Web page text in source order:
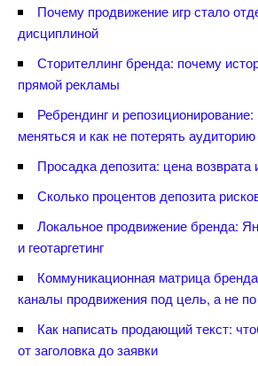
Почему продвижение игр стало
дисциплиной
Сторителлинг бренда: почему
прямой рекламы
Ребрендинг и
меняться и как не потерять аудиторию
Просадка депозита: цена
Сколько процентов депозита
Локальное продвижение бренда:
и геотаргетин
Коммуникационная матрица
каналы продвижения под цель, а не
Как написать продающий текст:
от заголовка до заявки